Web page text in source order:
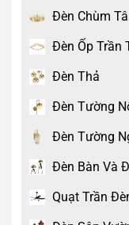
Đèn Chùm
Đèn Ốp Trần
Đèn Thả
Đèn Tường
Đèn Tường
Đèn Bàn Và
Quạt Trần